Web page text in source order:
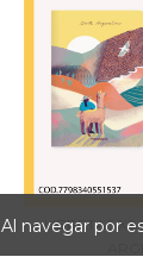
Al navegar por
LIBRETAS X2